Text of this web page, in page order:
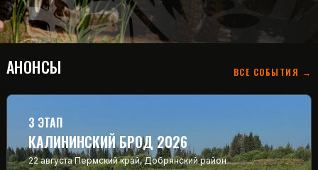
АНОНСЫ ВСЕ СОБЫТИЯ →
3 ЭТАП
КАЛИНИНСКИЙ БРОД 2026
22 августа Пермский край, Добрянский район